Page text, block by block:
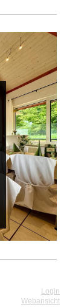
Login
Webansicht